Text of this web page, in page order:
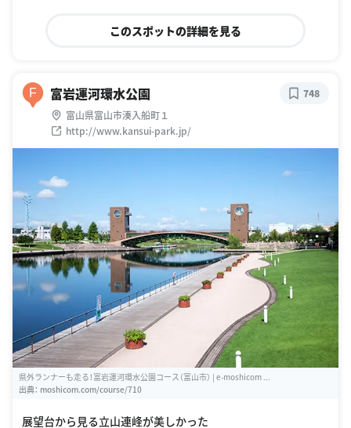
このスポットの詳細を見る
F 富岩運河環水公園
富山県富山市湊入船町１
http://www.kansui-park.jp/
748
県外ランナーも走る！富岩運河環水公園コース（富山市） | e-moshicom ...
出典： moshicom.com/course/710
展望台から見る立山連峰が美しかった